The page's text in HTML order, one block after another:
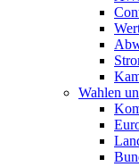
Wahlen